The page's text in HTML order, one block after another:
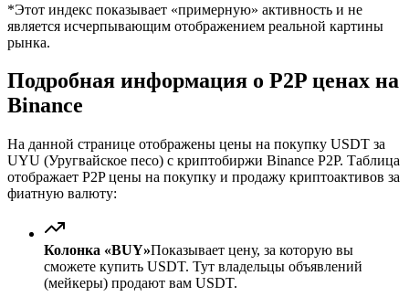
*Этот индекс показывает «примерную» активность и не
является исчерпывающим отображением реальной картины
рынка.
Подробная информация о P2P ценах на
Binance
На данной странице отображены цены на покупку USDT за
UYU (Уругвайское песо) с криптобиржи Binance P2P. Таблица
отображает P2P цены на покупку и продажу криптоактивов за
фиатную валюту:
Колонка «BUY»Показывает цену, за которую вы
сможете купить USDT. Тут владельцы объявлений
(мейкеры) продают вам USDT.